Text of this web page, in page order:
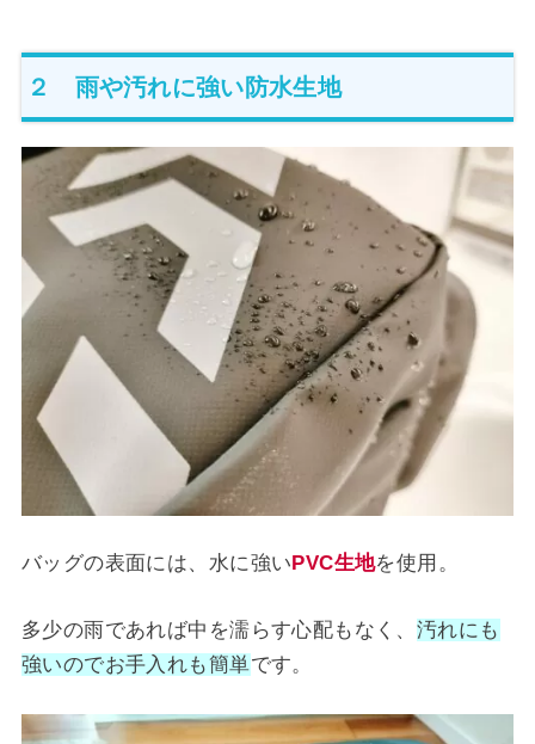
２ 雨や汚れに強い防水生地
バッグの表面には、水に強いPVC生地を使用。
多少の雨であれば中を濡らす心配もなく、 汚れにも
強いのでお手入れも簡単です。